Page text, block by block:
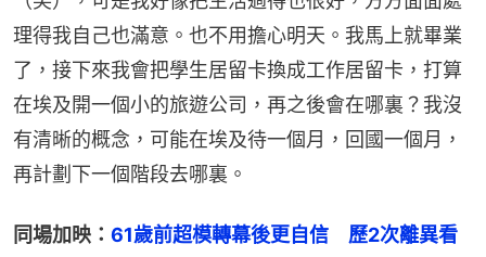
理得我自己也滿意。也不用擔心明天。我馬上就畢業
了，接下來我會把學生居留卡換成工作居留卡，打算
在埃及開一個小的旅遊公司，再之後會在哪裏？我沒
有清晰的概念，可能在埃及待一個月，回國一個月，
再計劃下一個階段去哪裏。
同場加映： 61歲前超模轉幕後更自信　歷2次離異看